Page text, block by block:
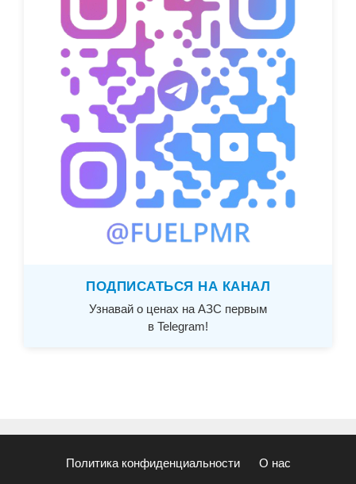
ПОДПИСАТЬСЯ НА КАНАЛ
Узнавай о ценах на АЗС первым
в Telegram!
Политика конфиденциальности О нас